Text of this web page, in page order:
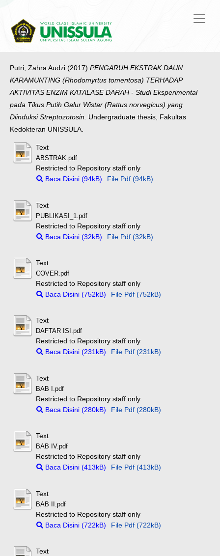
Putri, Zahra Audzi (2017) PENGARUH EKSTRAK DAUN
KARAMUNTING (Rhodomyrtus tomentosa) TERHADAP
AKTIVITAS ENZIM KATALASE DARAH - Studi Eksperimental
pada Tikus Putih Galur Wistar (Rattus norvegicus) yang
Diinduksi Streptozotosin. Undergraduate thesis, Fakultas
Kedokteran UNISSULA.
Text
ABSTRAK.pdf
Restricted to Repository staff only
Baca Disini (94kB)
File Pdf (94kB)
Text
PUBLIKASI_1.pdf
Restricted to Repository staff only
Baca Disini (32kB)
File Pdf (32kB)
Text
COVER.pdf
Restricted to Repository staff only
Baca Disini (752kB)
File Pdf (752kB)
Text
DAFTAR ISI.pdf
Restricted to Repository staff only
Baca Disini (231kB)
File Pdf (231kB)
Text
BAB I.pdf
Restricted to Repository staff only
Baca Disini (280kB)
File Pdf (280kB)
Text
BAB IV.pdf
Restricted to Repository staff only
Baca Disini (413kB)
File Pdf (413kB)
Text
BAB II.pdf
Restricted to Repository staff only
Baca Disini (722kB)
File Pdf (722kB)
Text